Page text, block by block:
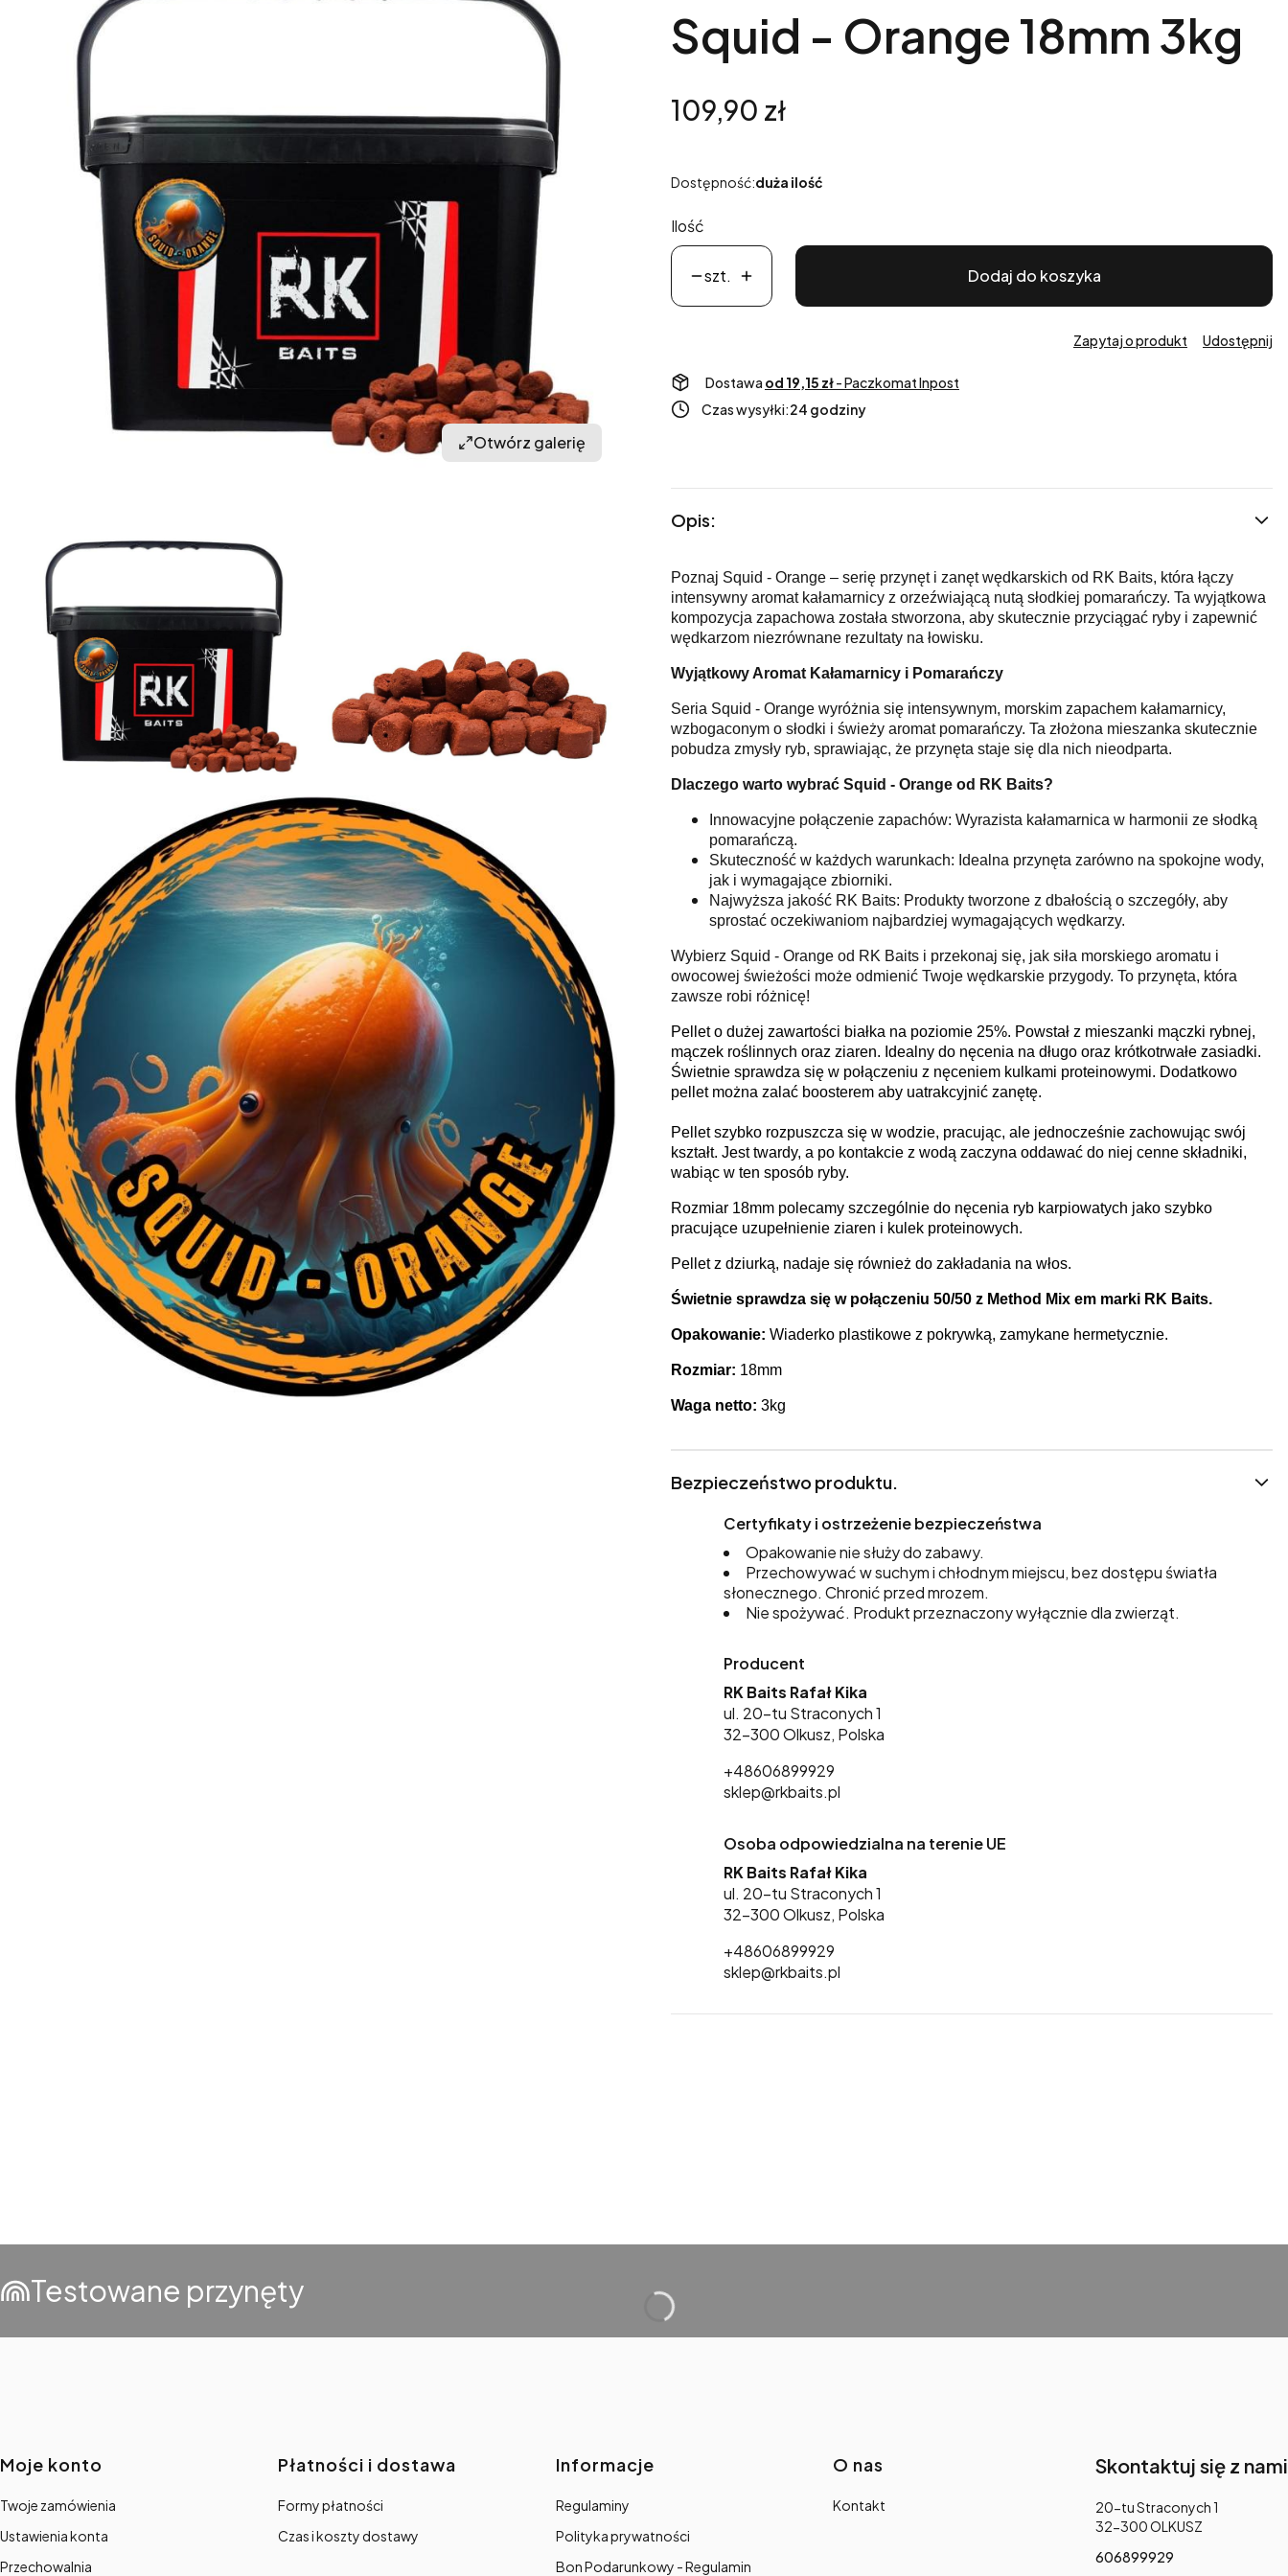
Otwórz galerię
Squid - Orange 18mm 3kg
Cena
109,90 zł
Dostępność:duża ilość
Ilość
szt. Dodaj do koszyka
Zapytaj o produkt Udostępnij
Dostawa od 19,15 zł- Paczkomat Inpost
Czas wysyłki:24 godziny
Opis:
Poznaj Squid - Orange – serię przynęt i zanęt wędkarskich od RK Baits, która łączy
intensywny aromat kałamarnicy z orzeźwiającą nutą słodkiej pomarańczy. Ta wyjątkowa
kompozycja zapachowa została stworzona, aby skutecznie przyciągać ryby i zapewnić
wędkarzom niezrównane rezultaty na łowisku.
Wyjątkowy Aromat Kałamarnicy i Pomarańczy
Seria Squid - Orange wyróżnia się intensywnym, morskim zapachem kałamarnicy,
wzbogaconym o słodki i świeży aromat pomarańczy. Ta złożona mieszanka skutecznie
pobudza zmysły ryb, sprawiając, że przynęta staje się dla nich nieodparta.
Dlaczego warto wybrać Squid - Orange od RK Baits?
Innowacyjne połączenie zapachów: Wyrazista kałamarnica w harmonii ze słodką
pomarańczą.
Skuteczność w każdych warunkach: Idealna przynęta zarówno na spokojne wody,
jak i wymagające zbiorniki.
Najwyższa jakość RK Baits: Produkty tworzone z dbałością o szczegóły, aby
sprostać oczekiwaniom najbardziej wymagających wędkarzy.
Wybierz Squid - Orange od RK Baits i przekonaj się, jak siła morskiego aromatu i
owocowej świeżości może odmienić Twoje wędkarskie przygody. To przynęta, która
zawsze robi różnicę!
Pellet o dużej zawartości białka na poziomie 25%. Powstał z mieszanki mączki rybnej,
mączek roślinnych oraz ziaren. Idealny do nęcenia na długo oraz krótkotrwałe zasiadki.
Świetnie sprawdza się w połączeniu z nęceniem kulkami proteinowymi. Dodatkowo
pellet można zalać boosterem aby uatrakcyjnić zanętę.
Pellet szybko rozpuszcza się w wodzie, pracując, ale jednocześnie zachowując swój
kształt. Jest twardy, a po kontakcie z wodą zaczyna oddawać do niej cenne składniki,
wabiąc w ten sposób ryby.
Rozmiar 18mm polecamy szczególnie do nęcenia ryb karpiowatych jako szybko
pracujące uzupełnienie ziaren i kulek proteinowych.
Pellet z dziurką, nadaje się również do zakładania na włos.
Świetnie sprawdza się w połączeniu 50/50 z Method Mix em marki RK Baits.
Opakowanie: Wiaderko plastikowe z pokrywką, zamykane hermetycznie.
Rozmiar: 18mm
Waga netto: 3kg
Bezpieczeństwo produktu.
Certyfikaty i ostrzeżenie bezpieczeństwa
Opakowanie nie służy do zabawy.
Przechowywać w suchym i chłodnym miejscu, bez dostępu światła
słonecznego. Chronić przed mrozem.
Nie spożywać. Produkt przeznaczony wyłącznie dla zwierząt.
Producent
RK Baits Rafał Kika
ul. 20-tu Straconych 1
32-300 Olkusz, Polska
+48606899929
sklep@rkbaits.pl
Osoba odpowiedzialna na terenie UE
RK Baits Rafał Kika
ul. 20-tu Straconych 1
32-300 Olkusz, Polska
+48606899929
sklep@rkbaits.pl
Testowane przynęty
Linki w stopce
Moje konto
Twoje zamówienia
Ustawienia konta
Przechowalnia
Płatności i dostawa
Formy płatności
Czas i koszty dostawy
Informacje
Regulaminy
Polityka prywatności
Bon Podarunkowy - Regulamin
O nas
Kontakt
Skontaktuj się z nami
Adres:
20-tu Straconych 1
32-300 OLKUSZ
606899929